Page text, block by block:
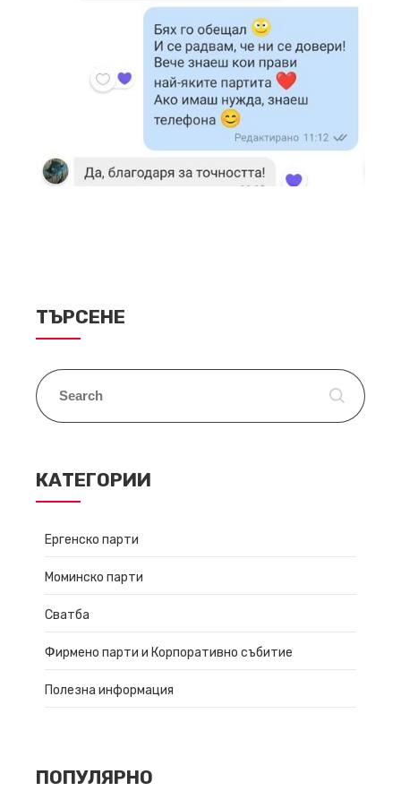
ТЪРСЕНЕ
КАТЕГОРИИ
Ергенско парти
Моминско парти
Сватба
Фирмено парти и Корпоративно събитие
Полезна информация
ПОПУЛЯРНО